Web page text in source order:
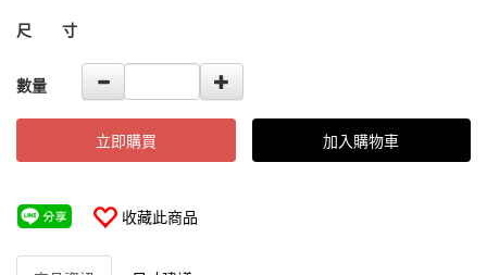
尺 寸
數量
立即購買 加入購物車
收藏此商品